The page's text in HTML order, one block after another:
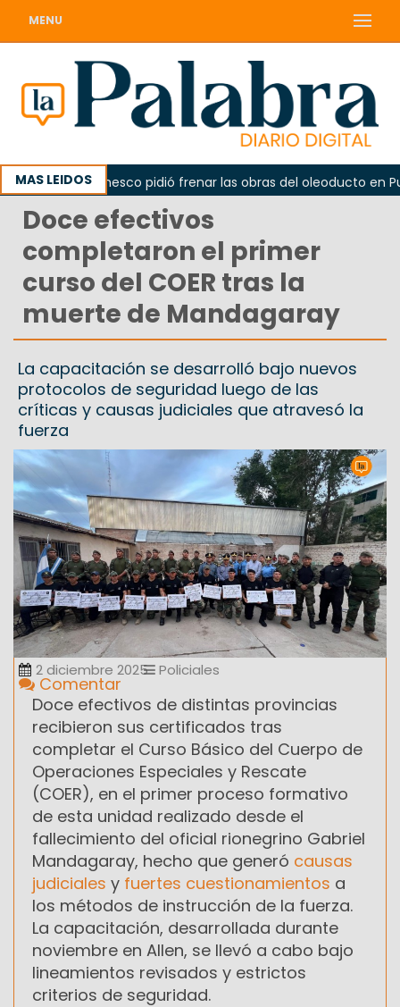
MENU
MAS LEIDOS
La Unesco pidió frenar las obras del oleoducto en
Doce efectivos
completaron el primer
curso del COER tras la
muerte de Mandagaray
La capacitación se desarrolló bajo nuevos
protocolos de seguridad luego de las
críticas y causas judiciales que atravesó la
fuerza
2 diciembre 2025 Policiales
Comentar
Doce efectivos de distintas provincias
recibieron sus certificados tras
completar el Curso Básico del Cuerpo de
Operaciones Especiales y Rescate
(COER), en el primer proceso formativo
de esta unidad realizado desde el
fallecimiento del oficial rionegrino Gabriel
Mandagaray, hecho que generó causas
judiciales y fuertes cuestionamientos a
los métodos de instrucción de la fuerza.
La capacitación, desarrollada durante
noviembre en Allen, se llevó a cabo bajo
lineamientos revisados y estrictos
criterios de seguridad.